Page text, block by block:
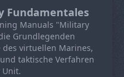
Fundamentales
Manuals "Military
Grundlegenden
des virtuellen Marines,
taktische Verfahren
Unit.